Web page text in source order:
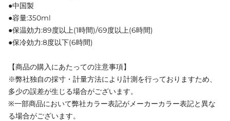
●中国製
●容量:350ml
●保温効力:89度以上(1時間)/69度以上(6時間)
●保冷効力:8度以下(6時間)
【商品の購入にあたっての注意事項】
※弊社独自の採寸・計量方法により計測を行っておりますため、
多少の誤差が生じる場合がございます。
※一部商品において弊社カラー表記がメーカーカラー表記と異な
る場合がございます。